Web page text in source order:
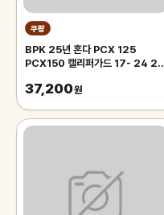
쿠팡
BPK 25년 혼다 PCX 125
PCX150 캘리퍼가드 17- 24 25
37,200원